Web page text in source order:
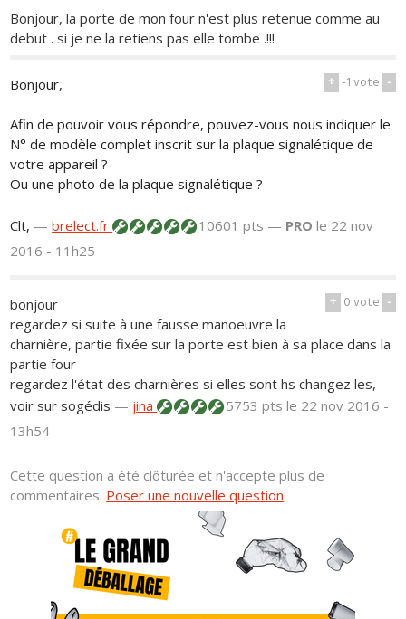
Bonjour, la porte de mon four n'est plus retenue comme au
debut . si je ne la retiens pas elle tombe .!!!
+ -1vote -
Bonjour,
Afin de pouvoir vous répondre, pouvez-vous nous indiquer le
N° de modèle complet inscrit sur la plaque signalétique de
votre appareil ?
Ou une photo de la plaque signalétique ?
Clt, —brelect.fr 10601 pts — PRO le 22 nov
2016 - 11h25
+ 0vote -
bonjour
regardez si suite à une fausse manoeuvre la
charnière, partie fixée sur la porte est bien à sa place dans la
partie four
regardez l'état des charnières si elles sont hs changez les,
voir sur sogédis — jina 5753 ptsle 22 nov 2016 -
13h54
Cette question a été clôturée et n'accepte plus de
commentaires. Poser une nouvelle question